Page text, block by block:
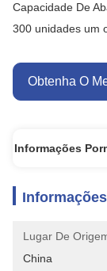
Capacidade De
300 unidades um
Obtenha O
Informações
Lugar De
China